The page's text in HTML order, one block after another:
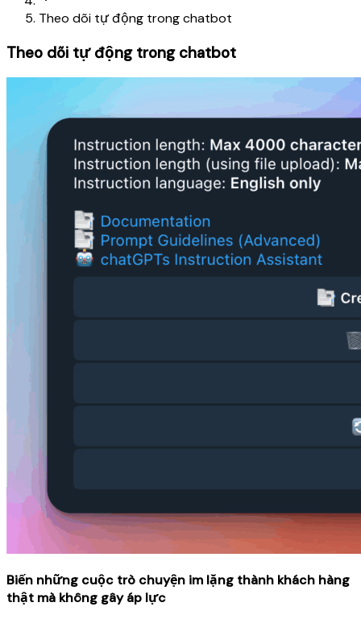
Theo dõi tự động trong chatbot
Theo dõi tự động trong chatbot
Biến những cuộc trò chuyện im lặng thành khách hàng
thật mà không gây áp lực